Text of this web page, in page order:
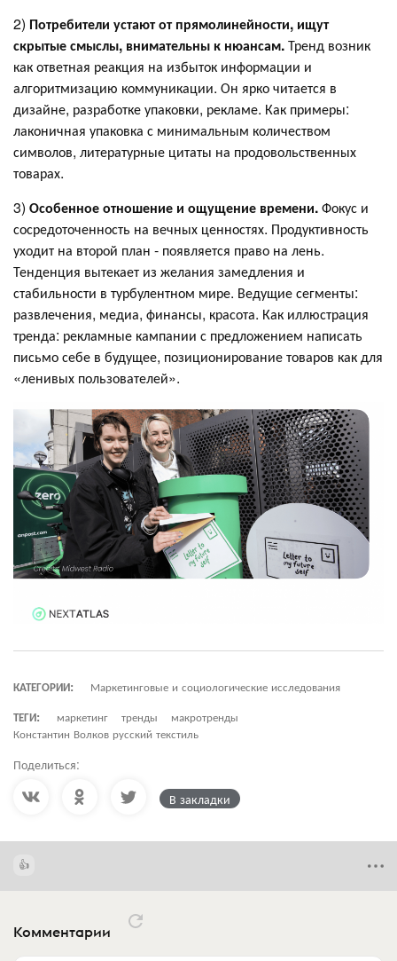
2) Потребители устают от прямолинейности, ищут
скрытые смыслы, внимательны к нюансам.Тренд возник
как ответная реакция на избыток информации и
алгоритмизацию коммуникации. Он ярко читается в
дизайне, разработке упаковки, рекламе. Как примеры:
лаконичная упаковка с минимальным количеством
символов, литературные цитаты на продовольственных
товарах.
3) Особенное отношение и ощущение времени.Фокус и
сосредоточенность на вечных ценностях. Продуктивность
уходит на второй план - появляется право на лень.
Тенденция вытекает из желания замедления и
стабильности в турбулентном мире. Ведущие сегменты:
развлечения, медиа, финансы, красота. Как иллюстрация
тренда: рекламные кампании с предложением написать
письмо себе в будущее, позиционирование товаров как для
«ленивых пользователей».
КАТЕГОРИИ:
Маркетинговые и социологические исследования
ТЕГИ:
маркетинг тренды
макротренды
Константин Волков русский текстиль
Поделиться:
В закладки
Комментарии